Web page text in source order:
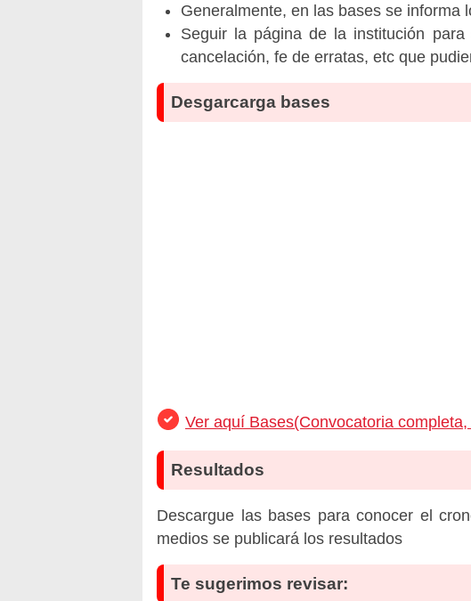
Generalmente, en las bases se informa
Seguir la página de la institución para
cancelación, fe de erratas, etc que
Desgarcarga bases
Ver aquí Bases(Convocatoria
Resultados
Descargue las bases para conocer el
medios se publicará los resultados
Te sugerimos revisar: